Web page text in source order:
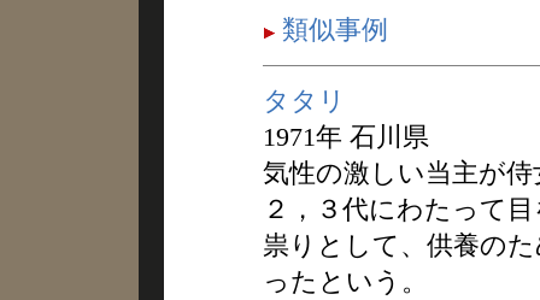
類似事例
タタリ
1971年 石川県
気性の激しい当主が
２，３代にわたって
祟りとして、供養の
ったという。